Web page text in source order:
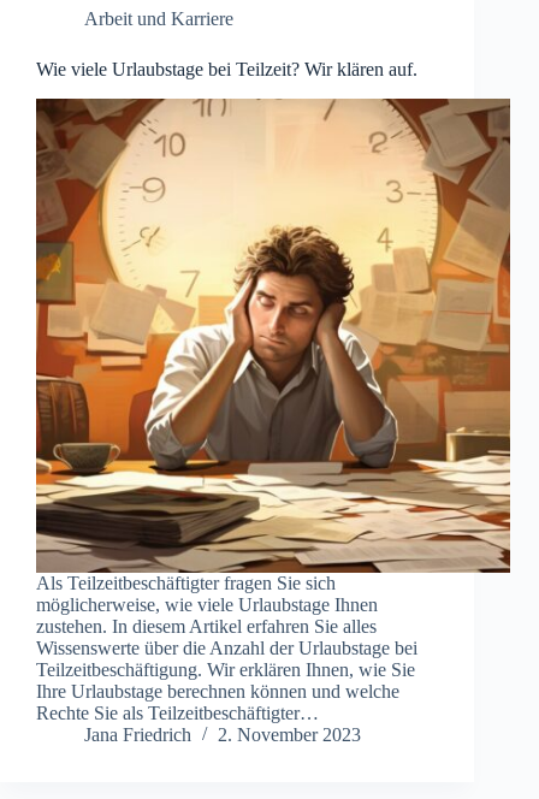
Arbeit und Karriere
Wie viele Urlaubstage bei Teilzeit? Wir klären auf.
Als Teilzeitbeschäftigter fragen Sie sich
möglicherweise, wie viele Urlaubstage Ihnen
zustehen. In diesem Artikel erfahren Sie alles
Wissenswerte über die Anzahl der Urlaubstage bei
Teilzeitbeschäftigung. Wir erklären Ihnen, wie Sie
Ihre Urlaubstage berechnen können und welche
Rechte Sie als Teilzeitbeschäftigter…
Jana Friedrich
2. November 2023